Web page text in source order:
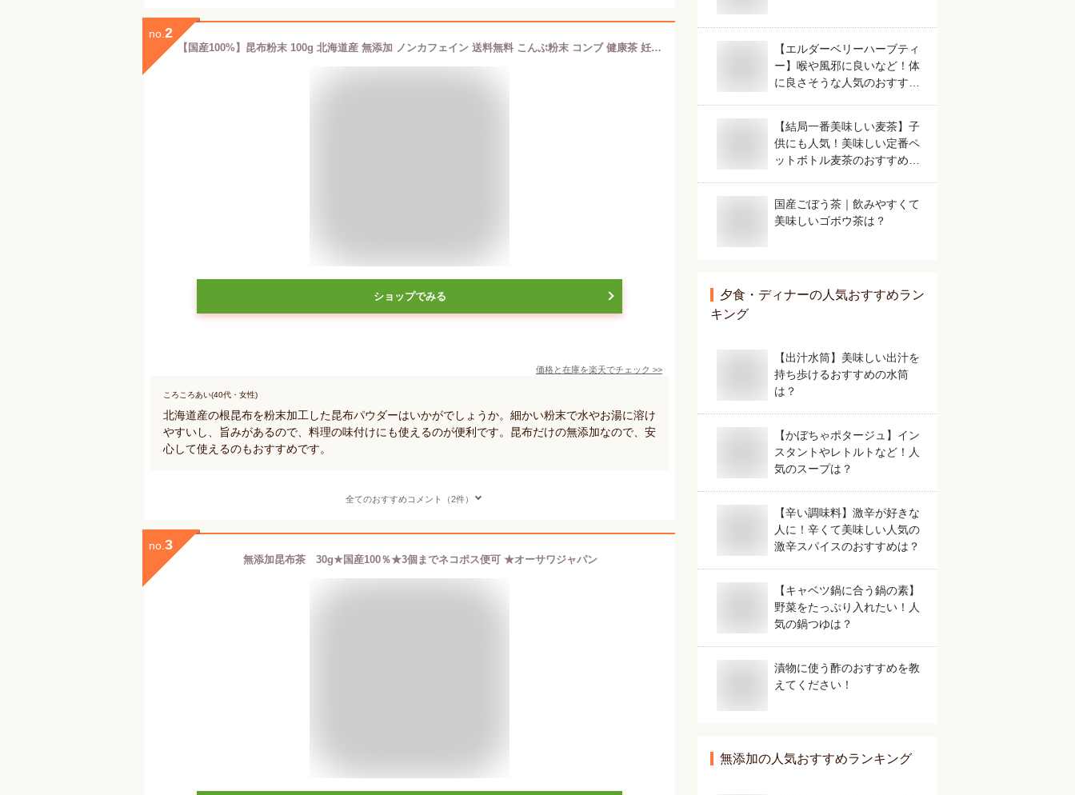
no. 2
【国産100%】昆布粉末 100g 北海道産 無添加 ノンカフェイン 送料無料 こんぶ粉末 コンブ 健康茶 妊婦 昆布茶 ダイエット 粉末 セット ギフト プレゼント バレンタイン プチギフト お茶 2024 内祝い お返し
ショップでみる
価格と在庫を楽天でチェック >>
ころころあい(40代・女性)
北海道産の根昆布を粉末加工した昆布パウダーはいかがでしょうか。細かい粉末で水やお湯に溶け
やすいし、旨みがあるので、料理の味付けにも使えるのが便利です。昆布だけの無添加なので、安
心して使えるのもおすすめです。
全てのおすすめコメント（2件）
no. 3
無添加昆布茶 30g★国産100％★3個までネコポス便可 ★オーサワジャパン
【エルダーベリーハーブティ
ー】喉や風邪に良いなど！体
に良さそうな人気のおすすめ
【結局一番美味しい麦茶】子
供にも人気！美味しい定番ペ
ットボトル麦茶のおすすめ
国産ごぼう茶｜飲みやすくて
美味しいゴボウ茶は？
夕食・ディナーの人気おすすめラン
キング
【出汁水筒】美味しい出汁を
持ち歩けるおすすめの水筒
は？
【かぼちゃポタージュ】イン
スタントやレトルトなど！人
気のスープは？
【辛い調味料】激辛が好きな
人に！辛くて美味しい人気の
激辛スパイスのおすすめは？
【キャベツ鍋に合う鍋の素】
野菜をたっぷり入れたい！人
気の鍋つゆは？
漬物に使う酢のおすすめを教
えてください！
無添加の人気おすすめランキング